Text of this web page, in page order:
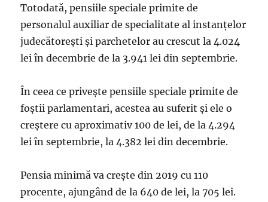
Totodată, pensiile speciale primite de
personalul auxiliar de specialitate al instanțelor
judecătorești și parchetelor au crescut la 4.024
lei în decembrie de la 3.941 lei din septembrie.
În ceea ce privește pensiile speciale primite de
foștii parlamentari, acestea au suferit și ele o
creștere cu aproximativ 100 de lei, de la 4.294
lei în septembrie, la 4.382 lei din decembrie.
Pensia minimă va crește din 2019 cu 110
procente, ajungând de la 640 de lei, la 705 lei.